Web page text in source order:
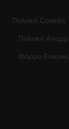
Πολιτική Cookies
Πολιτική
Φόρμα